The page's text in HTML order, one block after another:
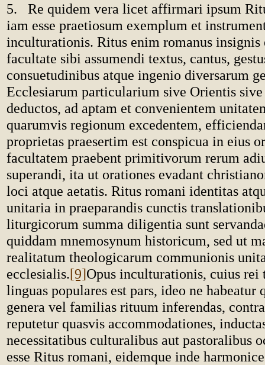
5. Re quidem vera licet affirmari ipsum
iam esse praetiosum exemplum et
inculturationis. Ritus enim romanus
facultate sibi assumendi textus, cantus,
consuetudinibus atque ingenio diversarum
Ecclesiarum particularium sive Orientis
deductos, ad aptam et convenientem
quarumvis regionum excedentem,
proprietas praesertim est conspicua in eius
facultatem praebent primitivorum rerum
superandi, ita ut orationes evadant
loci atque aetatis. Ritus romani identitas
unitaria in praeparandis cunctis
liturgicorum summa diligentia sunt
quiddam mnemosynum historicum, sed ut
realitatum theologicarum communionis
ecclesialis.[9]Opus inculturationis, cuius rei
linguas populares est pars, ideo ne habeatur
genera vel familias rituum inferendas,
reputetur quasvis accommodationes,
necessitatibus culturalibus aut pastoralibus
esse Ritus romani, eidemque inde